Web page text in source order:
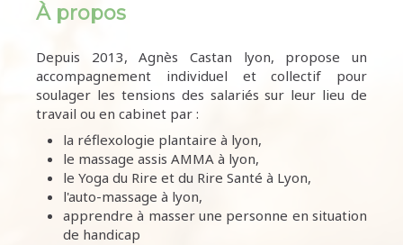
À propos
Depuis 2013, Agnès Castan lyon, propose un
accompagnement individuel et collectif pour
soulager les tensions des salariés sur leur lieu de
travail ou en cabinet par :
la réflexologie plantaire à lyon,
le massage assis AMMA à lyon,
le Yoga du Rire et du Rire Santé à Lyon,
l'auto-massage à lyon,
apprendre à masser une personne en situation
de handicap